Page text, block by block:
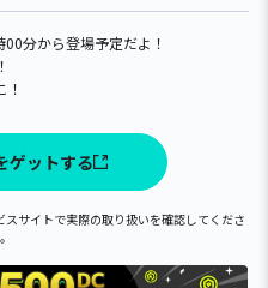
分から登場予定だよ！
ゲットする
サイトで実際の取り扱いを確認してくださ